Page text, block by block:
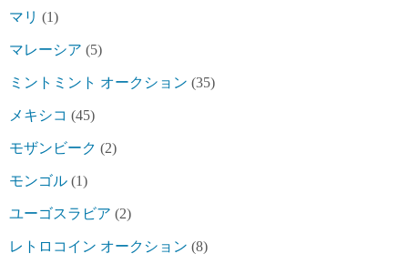
マリ (1)
マレーシア (5)
ミントミント オークション (35)
メキシコ (45)
モザンビーク (2)
モンゴル (1)
ユーゴスラビア (2)
レトロコイン オークション (8)